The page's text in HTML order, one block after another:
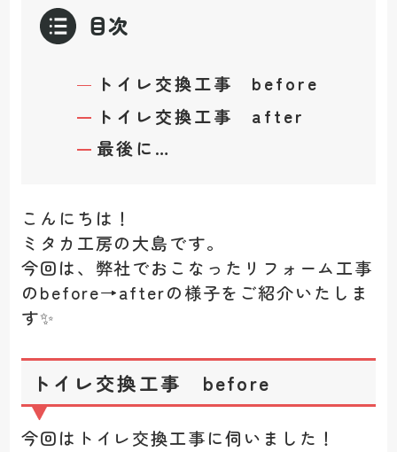
目次
トイレ交換工事 before
トイレ交換工事 after
最後に…
こんにちは！
ミタカ工房の大島です。
今回は、弊社でおこなったリフォーム工事
のbefore→afterの様子をご紹介いたしま
す✨
トイレ交換工事 before
今回はトイレ交換工事に伺いました！